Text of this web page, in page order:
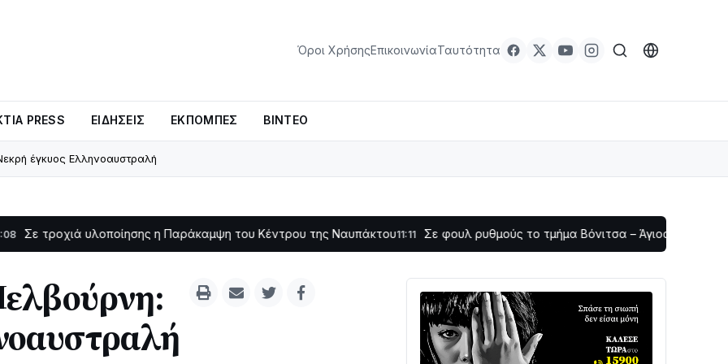
Όροι ΧρήσηςΕπικοινωνίαΤαυτότητα
PRESS ΕΙΔΉΣΕΙΣ ΕΚΠΟΜΠΈΣ ΒΊΝΤΕΟ
έγκυος Ελληνοαυστραλή
υλοποίησης η Παράκαμψη του Κέντρου της Ναυπάκτου11:11 Σε φουλ ρυθμούς το τμήμα Βόνιτσα – Άγιος Νικόλαος |